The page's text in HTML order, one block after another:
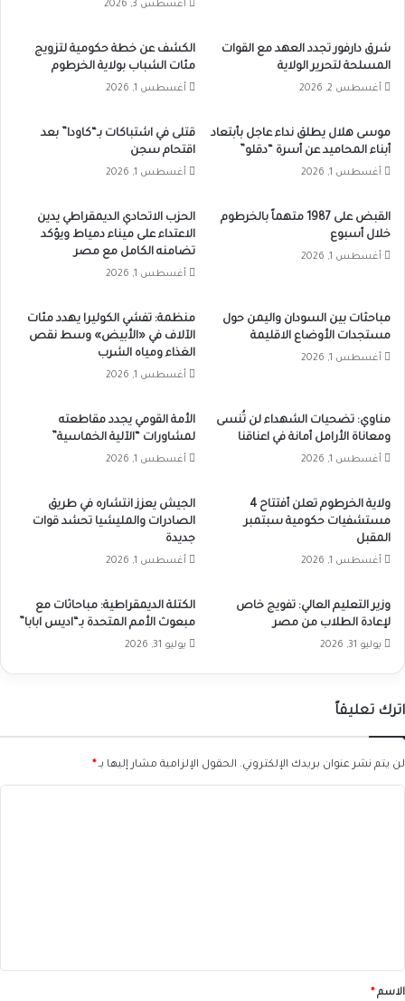
أغسطس 3, 2026
شرق دارفور تجدد العهد مع القوات
المسلحة لتحرير الولاية
أغسطس 2, 2026
الكشف عن خطة حكومية لتزويج
مئات الشباب بولاية الخرطوم
أغسطس 1, 2026
موسى هلال يطلق نداء عاجل بأبتعاد
أبناء المحاميد عن أسرة “دقلو”
أغسطس 1, 2026
قتلى في اشتباكات بـ“كاودا” بعد
اقتحام سجن
أغسطس 1, 2026
القبض على 1987 متهماً بالخرطوم
خلال أسبوع
أغسطس 1, 2026
الحزب الاتحادي الديمقراطي يدين
الاعتداء على ميناء دمياط ويؤكد
تضامنه الكامل مع مصر
أغسطس 1, 2026
مباحثات بين السودان واليمن حول
مستجدات الأوضاع الاقليمة
أغسطس 1, 2026
منظمة: تفشي الكوليرا يهدد مئات
الآلاف في «الأبيض» وسط نقص
الغذاء ومياه الشرب
أغسطس 1, 2026
مناوي: تضحيات الشهداء لن تُنسى
ومعاناة الأرامل أمانة في اعناقنا
أغسطس 1, 2026
الأمة القومي يجدد مقاطعته
لمشاورات “الآلية الخماسية”
أغسطس 1, 2026
ولاية الخرطوم تعلن أفتتاح 4
مستشفيات حكومية سبتمبر
المقبل
أغسطس 1, 2026
الجيش يعزز انتشاره في طريق
الصادرات والمليشيا تحشد قوات
جديدة
أغسطس 1, 2026
وزير التعليم العالي: تفويج خاص
لإعادة الطلاب من مصر
يوليو 31, 2026
الكتلة الديمقراطية: مباحاثات مع
مبعوث الأمم المتحدة بـ“اديس ابابا”
يوليو 31, 2026
اترك تعليقاً
لن يتم نشر عنوان بريدك الإلكتروني. الحقول الإلزامية مشار إليها بـ *
*الاسم *